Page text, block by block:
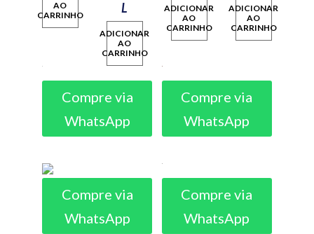
AO
CARRINHO
L
ADICIONAR
AO
CARRINHO
ADICIONAR
AO
CARRINHO
ADICIONAR
AO
CARRINHO
Compre via
WhatsApp
Compre via
WhatsApp
Compre via
WhatsApp
Compre via
WhatsApp